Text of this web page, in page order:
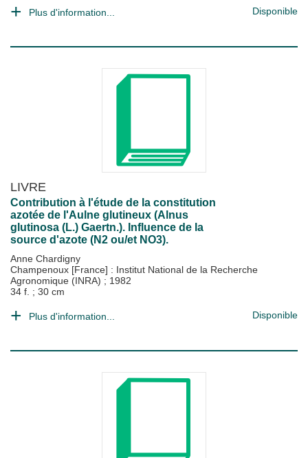
Plus d'information... Disponible
LIVRE
Contribution à l'étude de la constitution
azotée de l'Aulne glutineux (Alnus
glutinosa (L.) Gaertn.). Influence de la
source d'azote (N2 ou/et NO3).
Anne Chardigny
Champenoux [France] : Institut National de la Recherche
Agronomique (INRA) ; 1982
34 f. ; 30 cm
Plus d'information... Disponible